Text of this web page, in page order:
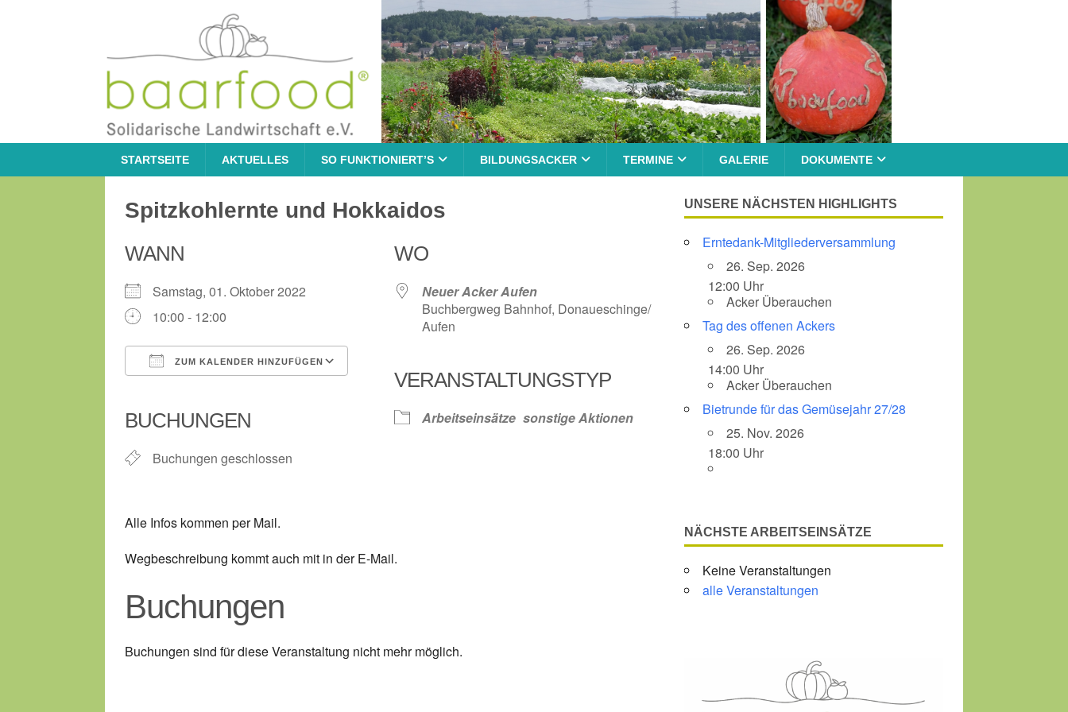
STARTSEITE AKTUELLES SO FUNKTIONIERT’S BILDUNGSACKER TERMINE GALERIE DOKUMENTE
Spitzkohlernte und Hokkaidos
WANN
Samstag, 01. Oktober 2022
10:00 - 12:00
ZUM KALENDER HINZUFÜGEN
Google Kalender iCalendar Office 365
BUCHUNGEN
Buchungen geschlossen
WO
Neuer Acker Aufen
Buchbergweg Bahnhof, Donaueschinge/
Aufen
VERANSTALTUNGSTYP
Arbeitseinsätze sonstige Aktionen
Alle Infos kommen per Mail.
Wegbeschreibung kommt auch mit in der E-Mail.
Buchungen
Buchungen sind für diese Veranstaltung nicht mehr möglich.
UNSERE NÄCHSTEN HIGHLIGHTS
Erntedank-Mitgliederversammlung
26. Sep. 2026
12:00 Uhr
Acker Überauchen
Tag des offenen Ackers
26. Sep. 2026
14:00 Uhr
Acker Überauchen
Bietrunde für das Gemüsejahr 27/28
25. Nov. 2026
18:00 Uhr
NÄCHSTE ARBEITSEINSÄTZE
Keine Veranstaltungen
alle Veranstaltungen